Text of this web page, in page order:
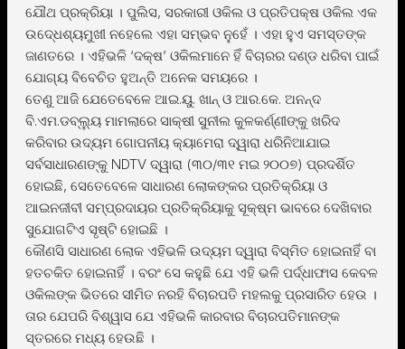
ଯୌଥ ପ୍ରକ୍ରିୟା । ପୁଲିସ, ସରକାରୀ ଓକିଲ ଓ ପ୍ରତିପକ୍ଷ ଓକିଲ ଏକ
ଉଦେ୍ଧଶ୍ୟମୁଖୀ ନହେଲେ ଏହା ସମ୍ଭବ ନୁହେଁ । ଏହା ହୁଏ ସମସ୍ତଙ୍କ
ଜାଣତରେ । ଏହିଭଳି ‘ଦକ୍ଷ’ ଓକିଲମାନେ ହିଁ ବିଚାରର ଦଣ୍ଡ ଧରିବା ପାଇଁ
ଯୋଗ୍ୟ ବିବେଚିତ ହୁଅନ୍ତି ଅନେକ ସମୟରେ ।
ତେଣୁ ଆଜି ଯେତେବେଳେ ଆଇ.ୟୁ. ଖାନ୍ ଓ ଆର.କେ. ଅନନ୍ଦ
ବି.ଏମ.ଡବ୍ଲୁ୍ୟ ମାମଲାରେ ସାକ୍ଷୀ ସୁନୀଲ କୁଳକର୍ଣ୍ଣୀଙ୍କୁ ଖରିଦ
କରିବାର ଉଦ୍ୟମ ଗୋପନୀୟ କ୍ୟାମେରା ଦ୍ୱାରା ଧରିନିଆଯାଇ
ସର୍ବସାଧାରଣଙ୍କୁ NDTV ଦ୍ୱାରା (୩୦/୩୧ ମଇ ୨୦୦୭) ପ୍ରଦର୍ଶିତ
ହୋଇଛି, ସେତେବେଳେ ସାଧାରଣ ଲୋକଙ୍କର ପ୍ରତିକ୍ରିୟା ଓ
ଆଇନଜୀବୀ ସମ୍ପ୍ରଦାୟର ପ୍ରତିକ୍ରିୟାକୁ ସୂକ୍ଷ୍ମ ଭାବରେ ଦେଖିବାର
ସୁଯୋଗଟିଏ ସୃଷ୍ଟି ହୋଇଛି ।
କୌଣସି ସାଧାରଣ ଲୋକ ଏହିଭଳି ଉଦ୍ୟମ ଦ୍ୱାରା ବିସ୍ମିତ ହୋଇନାହିଁ ବା
ହତଚକିତ ହୋଇନାହିଁ । ବରଂ ସେ କହୁଛି ଯେ ଏହି ଭଳି ପର୍ଦ୍ଧାଫାସ କେବଳ
ଓକିଲଙ୍କ ଭିତରେ ସୀମିତ ନରହି ବିଚାରପତି ମହଲକୁ ପ୍ରସାରିତ ହେଉ ।
ତାର ଯେପରି ବିଶ୍ୱାସ ଯେ ଏହିଭଳି କାରବାର ବିଚାରପତିମାନଙ୍କ
ସ୍ତରରେ ମଧ୍ୟ ହେଉଛି ।